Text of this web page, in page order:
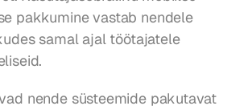
pakkumine vastab nendele
samal ajal töötajatele
nende süsteemide pakutavat